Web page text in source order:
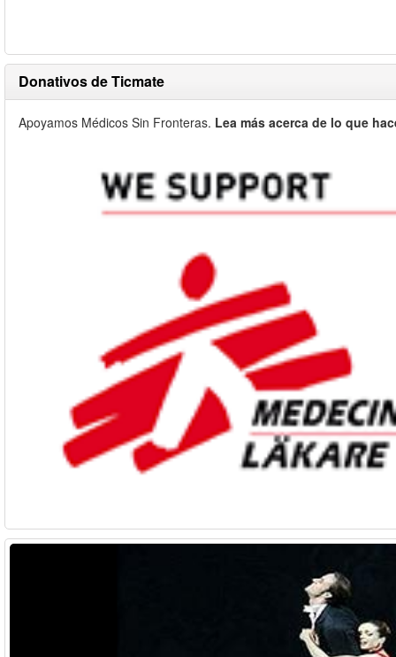
Donativos de Ticmate
Apoyamos Médicos Sin Fronteras. Lea más acerca de lo que